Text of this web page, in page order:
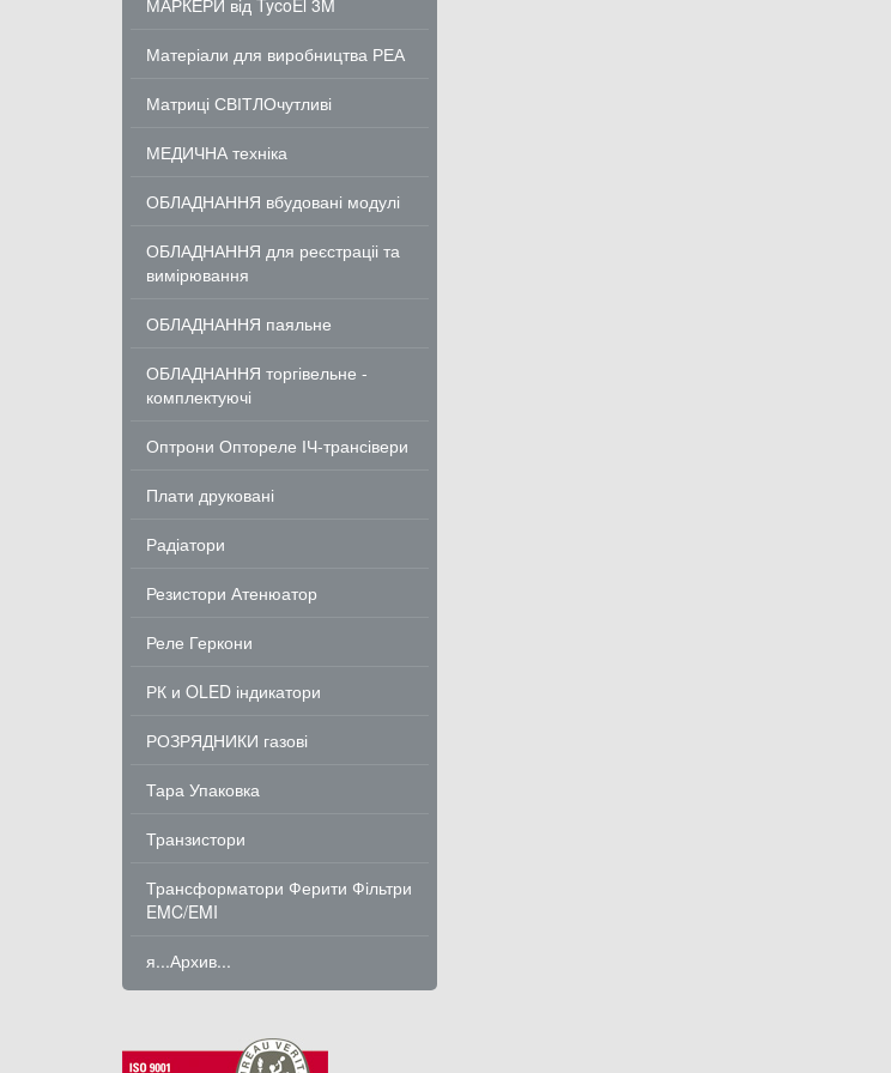
МАРКЕРИ від TycoEl 3M
Матеріали для виробництва РЕА
Матриці СВІТЛОчутливі
МЕДИЧНА техніка
ОБЛАДНАННЯ вбудовані модулі
ОБЛАДНАННЯ для реєстраціі та
вимірювання
ОБЛАДНАННЯ паяльне
ОБЛАДНАННЯ торгівельне -
комплектуючі
Оптрони Оптореле ІЧ-трансівери
Плати друковані
Радіатори
Резистори Атенюатор
Реле Геркони
РК и OLED індикатори
РОЗРЯДНИКИ газові
Тара Упаковка
Транзистори
Трансформатори Ферити Фільтри
EMC/EMI
я...Архив...